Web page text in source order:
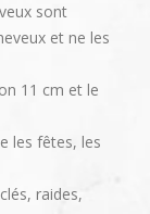
sont
et ne les
11 cm et le
les fêtes, les
raides,